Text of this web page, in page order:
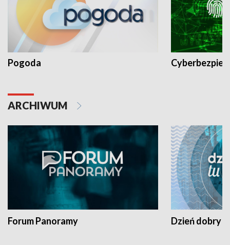
Pogoda
ARCHIWUM
Forum Panoramy Dzień dobry